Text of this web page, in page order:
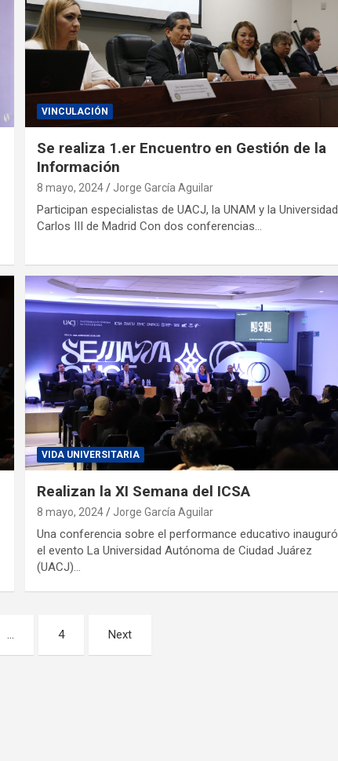
VINCULACIÓN
Se realiza 1.er Encuentro en Gestión de la
Información
8 mayo, 2024 Jorge García Aguilar
Participan especialistas de UACJ, la UNAM y la Universidad
Carlos III de Madrid Con dos conferencias…
VIDA UNIVERSITARIA
Realizan la XI Semana del ICSA
8 mayo, 2024 Jorge García Aguilar
Una conferencia sobre el performance educativo inauguró
el evento La Universidad Autónoma de Ciudad Juárez
(UACJ)…
… 4 Next